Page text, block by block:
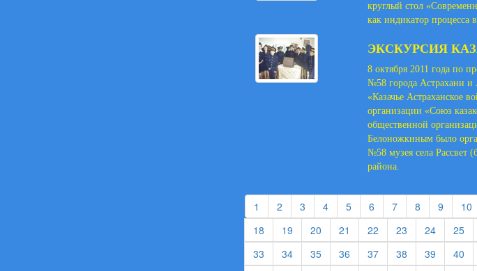
круглый стол
как индикатор процесса
ЭКСКУРСИЯ
8 октября 2011 года по
№58 города Астрахани и
«Казачье Астраханское
организации «Союз
общественной
Белоножкиным было
№58 музея села Рассвет
района.
1 (current)
2 (current)
3 (current)
4(current)
5(current)
6 (current)
7(current)
8 (current)
9 (current)
10
18 (current)
19 (current)
20 (current)
21 (current)
22 (current)
23 (current)
24(current)
25
33 (current)
34(current)
35(current)
36 (current)
37(current)
38 (current)
39 (current)
40